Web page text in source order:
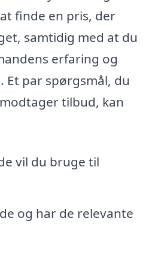
finde en pris, der
samtidig med at du
erfaring og
Et par spørgsmål, du
tilbud, kan
vil du bruge til
og har de relevante